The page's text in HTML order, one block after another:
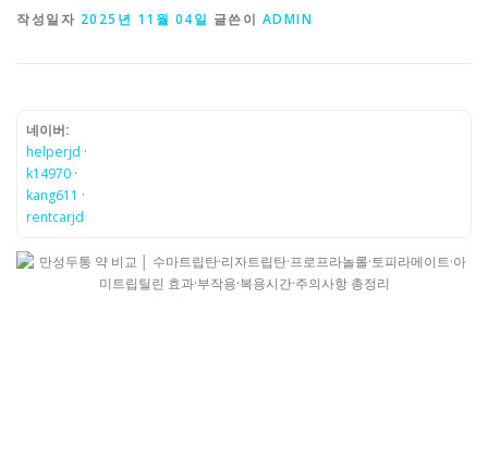
작성일자 2025년 11월 04일 글쓴이 ADMIN
네이버:
helperjd ·
k14970 ·
kang611 ·
rentcarjd